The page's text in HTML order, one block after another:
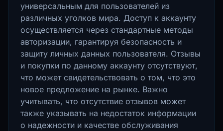
универсальным для пользователей из
различных уголков мира. Доступ к аккаунту
осуществляется через стандартные методы
авторизации, гарантируя безопасность и
защиту личных данных пользователя. Отзывы
и покупки по данному аккаунту отсутствуют,
что может свидетельствовать о том, что это
новое предложение на рынке. Важно
учитывать, что отсутствие отзывов может
также указывать на недостаток информации
о надежности и качестве обслуживания